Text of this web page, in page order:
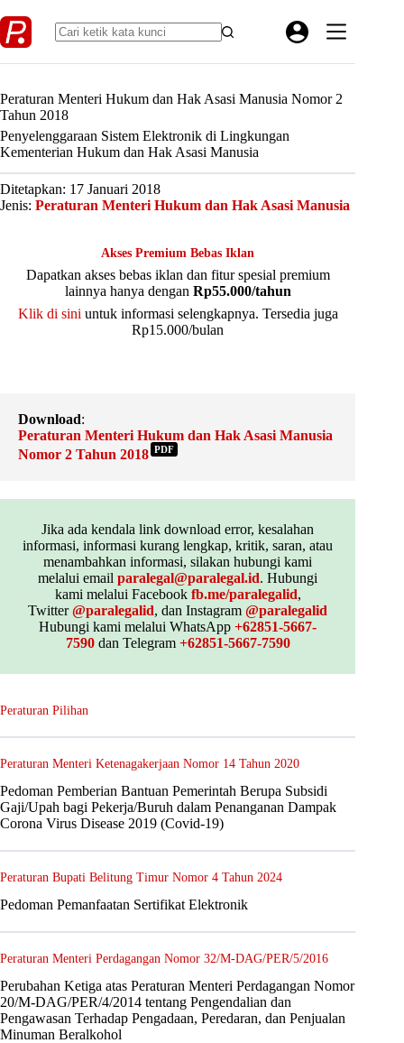
to
content
Peraturan Menteri Hukum dan Hak Asasi Manusia Nomor 2
Tahun 2018
Penyelenggaraan Sistem Elektronik di Lingkungan
Kementerian Hukum dan Hak Asasi Manusia
Ditetapkan: 17 Januari 2018
Jenis: Peraturan Menteri Hukum dan Hak Asasi Manusia
Akses Premium Bebas Iklan
Dapatkan akses bebas iklan dan fitur spesial premium
lainnya hanya dengan Rp55.000/tahun
Klik di sini untuk informasi selengkapnya. Tersedia juga
Rp15.000/bulan
Download:
Peraturan Menteri Hukum dan Hak Asasi Manusia
Nomor 2 Tahun 2018 PDF
Jika ada kendala link download error, kesalahan
informasi, informasi kurang lengkap, kritik, saran, atau
menambahkan informasi, silakan hubungi kami
melalui emailparalegal@paralegal.id. Hubungi
kami melalui Facebook fb.me/paralegalid,
Twitter@paralegalid, dan Instagram@paralegalid
Hubungi kami melalui WhatsApp+62851-5667-
7590dan Telegram +62851-5667-7590
Peraturan Pilihan
Peraturan Menteri Ketenagakerjaan Nomor 14 Tahun 2020
Pedoman Pemberian Bantuan Pemerintah Berupa Subsidi
Gaji/Upah bagi Pekerja/Buruh dalam Penanganan Dampak
Corona Virus Disease 2019 (Covid-19)
Peraturan Bupati Belitung Timur Nomor 4 Tahun 2024
Pedoman Pemanfaatan Sertifikat Elektronik
Peraturan Menteri Perdagangan Nomor 32/M-DAG/PER/5/2016
Perubahan Ketiga atas Peraturan Menteri Perdagangan Nomor
20/M-DAG/PER/4/2014 tentang Pengendalian dan
Pengawasan Terhadap Pengadaan, Peredaran, dan Penjualan
Minuman Beralkohol